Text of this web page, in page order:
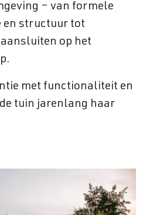
– van formele
en structuur tot
op het
met functionaliteit en
tuin jarenlang haar